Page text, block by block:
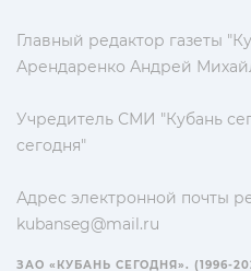
Главный редактор газеты
Арендаренко Андрей
Учредитель СМИ "Кубань
сегодня"
Адрес электронной почты
kubanseg@mail.ru
ЗАО «КУБАНЬ СЕГОДНЯ». (1996-